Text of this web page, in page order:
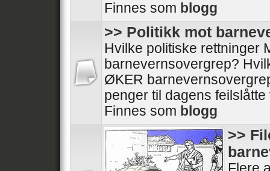
Finnes som blogg
>> Politikk mot
Hvilke politiske rettninger
barnevernsovergrep?
ØKER
penger til dagens
Finnes som blogg
>>